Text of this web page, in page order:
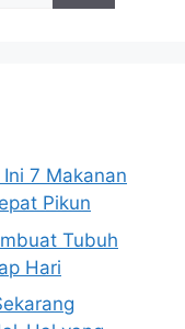
7 Makanan
Pikun
Tubuh
Hari